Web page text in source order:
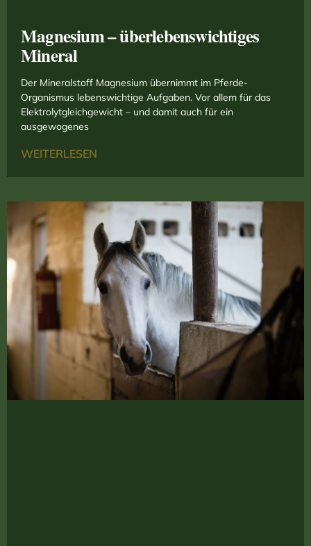
Magnesium – überlebenswichtiges
Mineral
Der Mineralstoff Magnesium übernimmt im Pferde-
Organismus lebenswichtige Aufgaben. Vor allem für das
Elektrolytgleichgewicht – und damit auch für ein
ausgewogenes
WEITERLESEN